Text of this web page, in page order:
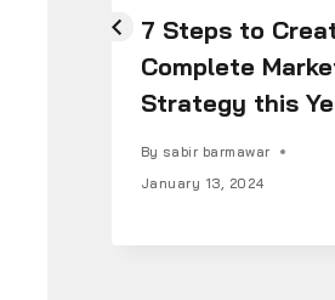
7 Steps to
Complete
Strategy this
By sabir barmawar
January 13, 2024